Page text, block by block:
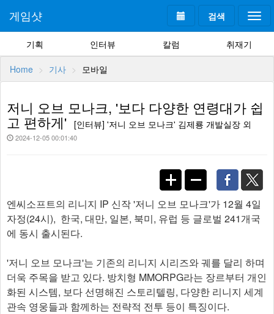
검색
게임샷
기획 인터뷰 칼럼 취재기
Home 기사 모바일
저니 오브 모나크, '보다 다양한 연령대가 쉽
고 편하게' [인터뷰] '저니 오브 모나크' 김제룡 개발실장 외
2024-12-05 00:01:40
엔씨소프트의 리니지 IP 신작 '저니 오브 모나크'가 12월 4일
자정(24시), 한국, 대만, 일본, 북미, 유럽 등 글로벌 241개국
에 동시 출시된다.
'저니 오브 모나크'는 기존의 리니지 시리즈와 궤를 달리 하며
더욱 주목을 받고 있다. 방치형 MMORPG라는 장르부터 개인
화된 시스템, 보다 선명해진 스토리텔링, 다양한 리니지 세계
관속 영웅들과 함께하는 전략적 전투 등이 특징이다.